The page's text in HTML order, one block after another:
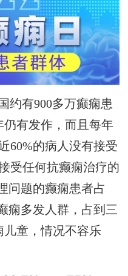
约有900多万癫痫患
仍有发作，而且每年
60%的病人没有接受
受任何抗癫痫治疗的
问题的癫痫患者占
痫多发人群，占到三
儿童，情况不容乐